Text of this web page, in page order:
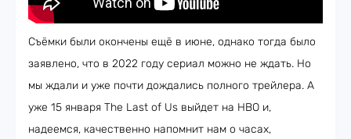
Съёмки были окончены ещё в июне, однако тогда было
заявлено, что в 2022 году сериал можно не ждать. Но
мы ждали и уже почти дождались полного трейлера. А
уже 15 января The Last of Us выйдет на HBO и,
надеемся, качественно напомнит нам о часах,